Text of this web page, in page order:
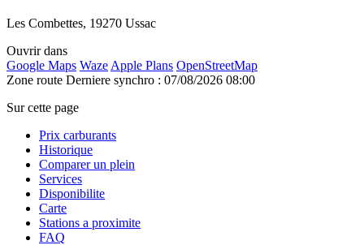
Les Combettes, 19270 Ussac
Ouvrir dans
Google Maps Waze Apple Plans OpenStreetMap
Zone route Derniere synchro : 07/08/2026 08:00
Sur cette page
Prix carburants
Historique
Comparer un plein
Services
Disponibilite
Carte
Stations a proximite
FAQ